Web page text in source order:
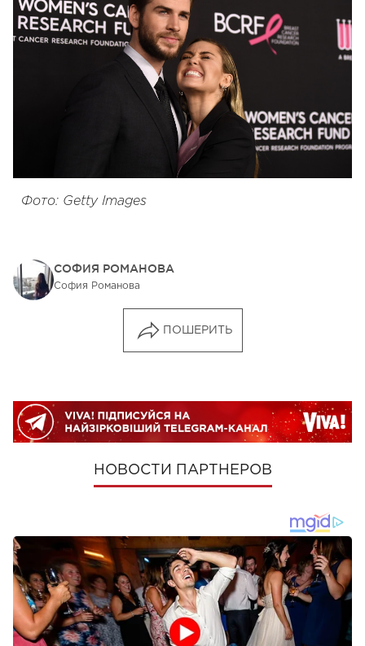
Фото: Getty Images
СОФИЯ РОМАНОВА
София Романова
ПОШЕРИТЬ
НОВОСТИ ПАРТНЕРОВ